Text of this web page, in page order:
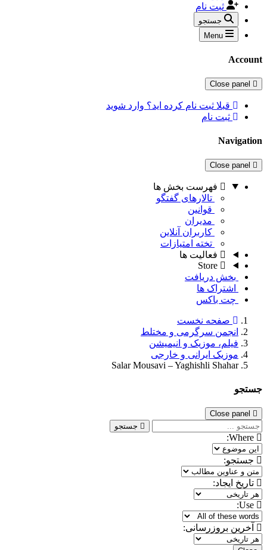
ثبت نام
جستجو
Menu
Account
Close panel
قبلا ثبت نام کرده اید؟ وارد شوید
ثبت نام
Navigation
Close panel
فهرست بخش ها
تالارهای گفتگو
قوانین
مدیران
کاربران آنلاین
تخته امتیازات
فعالیت ها
Store
بخش دریافت
اشتراک ها
چت باکس
صفحه نخست
انجمن سرگرمی و مختلط
فیلم، موزیک و انیمیشن
موزیک ایرانی و خارجی
Salar Mousavi – Yaghishli Shahar
جستجو
Close panel
جستجو
جستجو:
تاریخ ایجاد:
آخرین بروزرسانی: